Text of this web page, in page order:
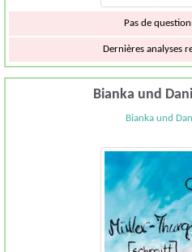
Pas de
Dernières analyses
Bianka und
Bianka und